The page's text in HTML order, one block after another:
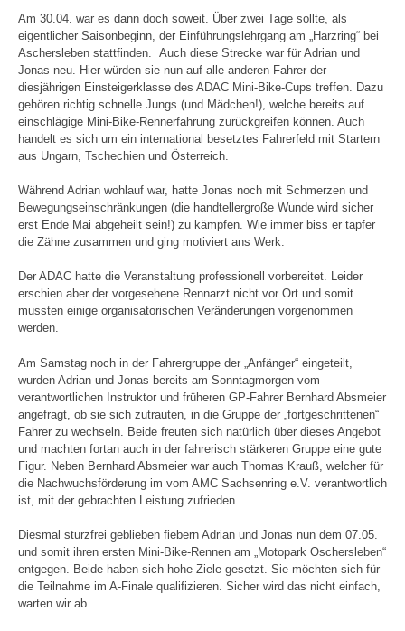
Am 30.04. war es dann doch soweit. Über zwei Tage sollte, als
eigentlicher Saisonbeginn, der Einführungslehrgang am „Harzring“ bei
Aschersleben stattfinden. Auch diese Strecke war für Adrian und
Jonas neu. Hier würden sie nun auf alle anderen Fahrer der
diesjährigen Einsteigerklasse des ADAC Mini-Bike-Cups treffen. Dazu
gehören richtig schnelle Jungs (und Mädchen!), welche bereits auf
einschlägige Mini-Bike-Rennerfahrung zurückgreifen können. Auch
handelt es sich um ein international besetztes Fahrerfeld mit Startern
aus Ungarn, Tschechien und Österreich.
Während Adrian wohlauf war, hatte Jonas noch mit Schmerzen und
Bewegungseinschränkungen (die handtellergroße Wunde wird sicher
erst Ende Mai abgeheilt sein!) zu kämpfen. Wie immer biss er tapfer
die Zähne zusammen und ging motiviert ans Werk.
Der ADAC hatte die Veranstaltung professionell vorbereitet. Leider
erschien aber der vorgesehene Rennarzt nicht vor Ort und somit
mussten einige organisatorischen Veränderungen vorgenommen
werden.
Am Samstag noch in der Fahrergruppe der „Anfänger“ eingeteilt,
wurden Adrian und Jonas bereits am Sonntagmorgen vom
verantwortlichen Instruktor und früheren GP-Fahrer Bernhard Absmeier
angefragt, ob sie sich zutrauten, in die Gruppe der „fortgeschrittenen“
Fahrer zu wechseln. Beide freuten sich natürlich über dieses Angebot
und machten fortan auch in der fahrerisch stärkeren Gruppe eine gute
Figur. Neben Bernhard Absmeier war auch Thomas Krauß, welcher für
die Nachwuchsförderung im vom AMC Sachsenring e.V. verantwortlich
ist, mit der gebrachten Leistung zufrieden.
Diesmal sturzfrei geblieben fiebern Adrian und Jonas nun dem 07.05.
und somit ihren ersten Mini-Bike-Rennen am „Motopark Oschersleben“
entgegen. Beide haben sich hohe Ziele gesetzt. Sie möchten sich für
die Teilnahme im A-Finale qualifizieren. Sicher wird das nicht einfach,
warten wir ab…